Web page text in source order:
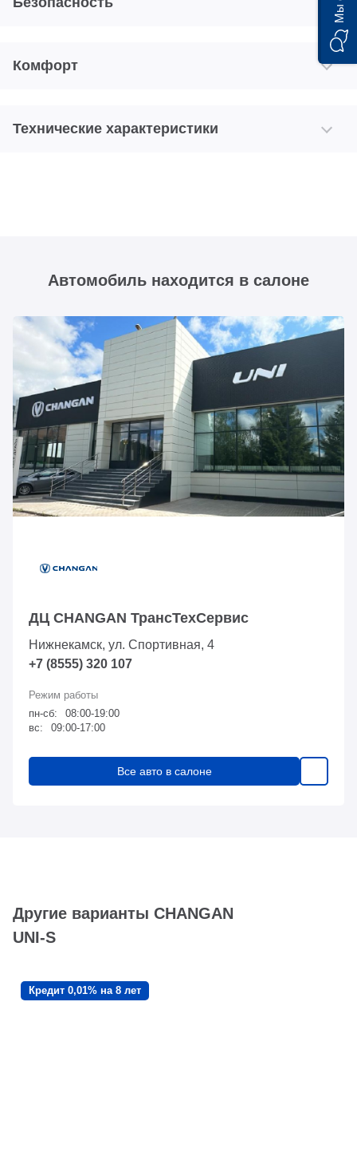
Комфорт
Технические характеристики
Автомобиль находится в салоне
ДЦ CHANGAN ТрансТехСервис
Нижнекамск, ул. Спортивная, 4
+7 (8555) 320 107
пн-сб:
08:00-19:00
вс:
09:00-17:00
Все авто в салоне
Другие варианты CHANGAN
UNI-S
Кредит 0,01% на 8 лет